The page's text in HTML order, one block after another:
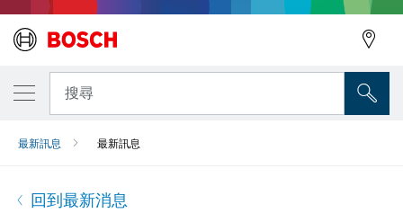
搜尋
最新訊息 最新訊息
回到最新消息